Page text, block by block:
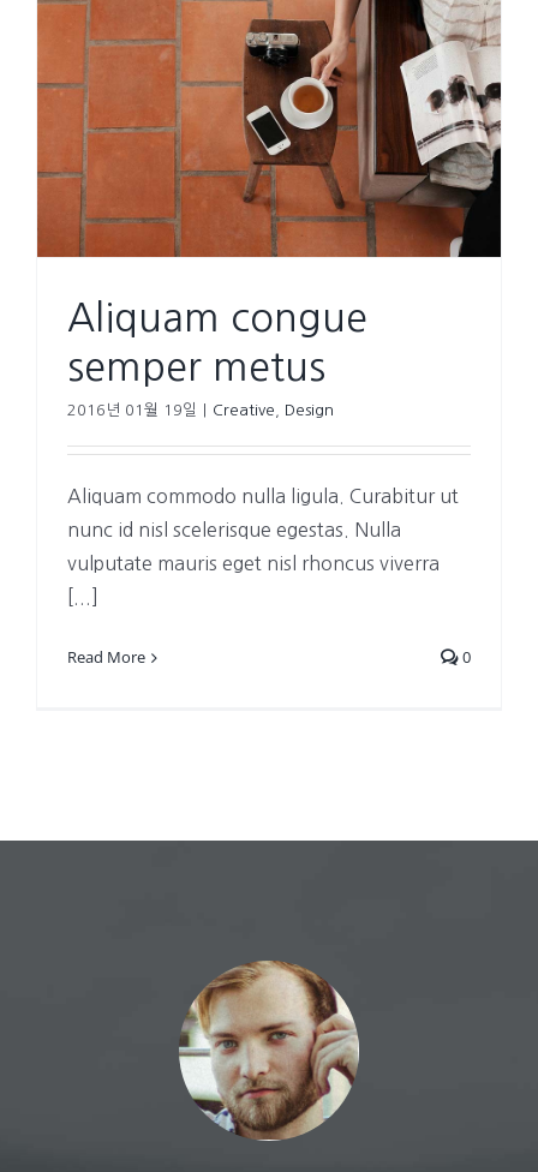
Aliquam congue
semper metus
2016년 01월 19일 Creative Design
Aliquam commodo nulla ligula. Curabitur ut
nunc id nisl scelerisque egestas. Nulla
vulputate mauris eget nisl rhoncus viverra
Read More 0